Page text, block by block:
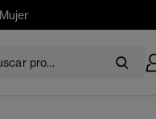
Mujer